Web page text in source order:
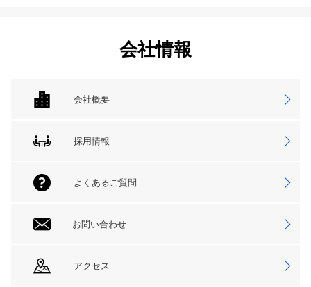
会社情報
会社概要
採用情報
よくあるご質問
お問い合わせ
アクセス